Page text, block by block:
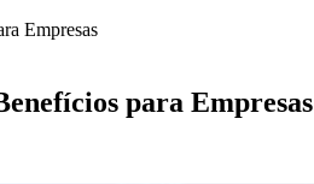
Empresas
para Empresas